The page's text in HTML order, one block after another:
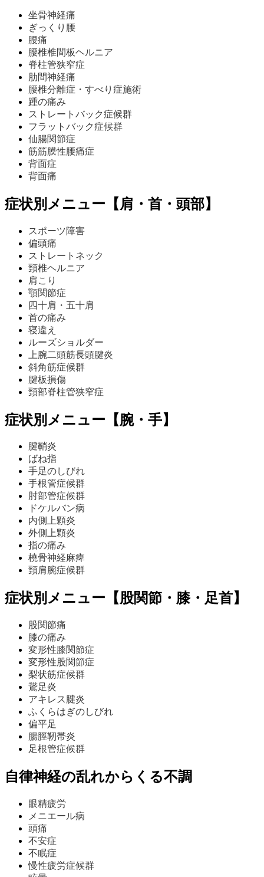
坐骨神経痛
ぎっくり腰
腰痛
腰椎椎間板ヘルニア
脊柱管狭窄症
肋間神経痛
腰椎分離症・すべり症施術
踵の痛み
ストレートバック症候群
フラットバック症候群
仙腸関節症
筋筋膜性腰痛症
背面症
背面痛
症状別メニュー【肩・首・頭部】
スポーツ障害
偏頭痛
ストレートネック
頸椎ヘルニア
肩こり
顎関節症
四十肩・五十肩
首の痛み
寝違え
ルーズショルダー
上腕二頭筋長頭腱炎
斜角筋症候群
腱板損傷
頸部脊柱管狭窄症
症状別メニュー【腕・手】
腱鞘炎
ばね指
手足のしびれ
手根管症候群
肘部管症候群
ドケルバン病
内側上顆炎
外側上顆炎
指の痛み
橈骨神経麻痺
頸肩腕症候群
症状別メニュー【股関節・膝・足首】
股関節痛
膝の痛み
変形性膝関節症
変形性股関節症
梨状筋症候群
鵞足炎
アキレス腱炎
ふくらはぎのしびれ
偏平足
腸脛靭帯炎
足根管症候群
自律神経の乱れからくる不調
眼精疲労
メニエール病
頭痛
不安症
不眠症
慢性疲労症候群